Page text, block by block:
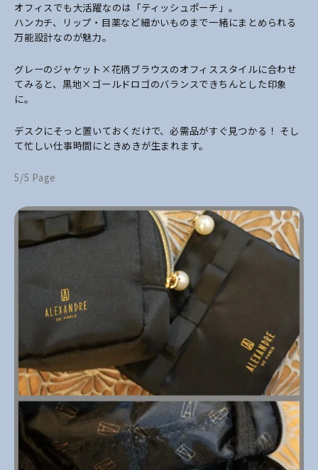
オフィスでも大活躍なのは「ティッシュポーチ」。
ハンカチ、リップ・目薬など細かいものまで一緒にまとめられる
万能設計なのが魅力。
グレーのジャケット×花柄ブラウスのオフィススタイルに合わせ
てみると、黒地×ゴールドロゴのバランスできちんとした印象
に。
デスクにそっと置いておくだけで、必需品がすぐ見つかる！ そし
て忙しい仕事時間にときめきが生まれます。
5/5 Page